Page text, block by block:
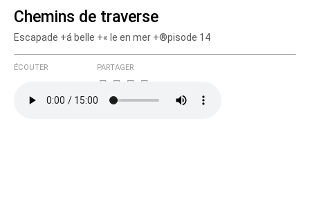
Chemins de traverse
Escapade +á belle +« le en mer +®pisode 14
ÉCOUTER PARTAGER